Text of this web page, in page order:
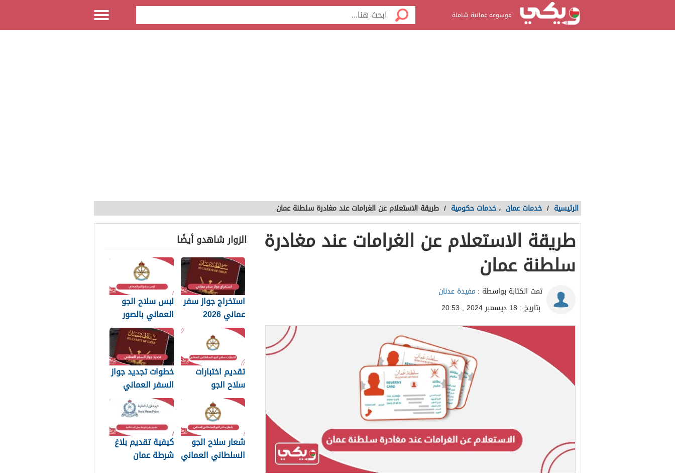
موسوعة عمانية شاملة
الرئيسية / خدمات عمان ، خدمات حكومية / طريقة الاستعلام عن الغرامات عند مغادرة سلطنة عمان
طريقة الاستعلام عن الغرامات عند مغادرة
سلطنة عمان
تمت الكتابة بواسطة : مفيدة عدنان
بتاريخ : 18 ديسمبر 2024 , 20:53
الزوار شاهدو أيضًا
استخراج جواز سفر
عماني 2026
المتطلبات التي
يجب أن تعرفها
لبس سلاح الجو
العماني بالصور
2026
تقديم اختبارات
سلاح الجو
السلطاني العماني
2026
خطوات تجديد جواز
السفر العماني
2026: الرسوم
والمستندات
المطلوبة
شعار سلاح الجو
السلطاني العماني
كيفية تقديم بلاغ
شرطة عمان